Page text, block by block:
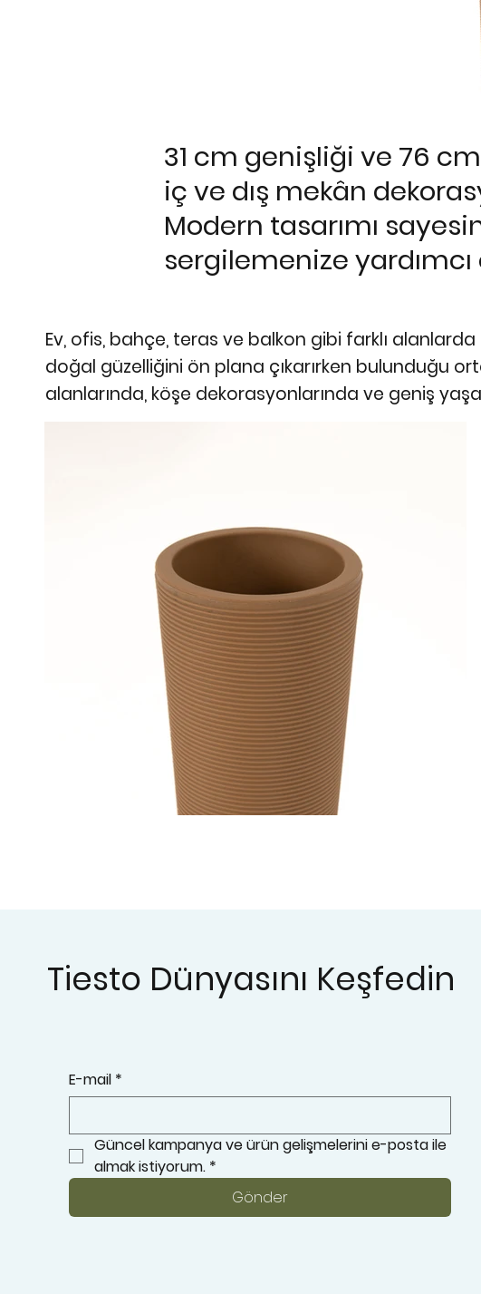
31 cm genişliği ve 76
iç ve dış mekân
Modern tasarımı
sergilemenize yardımcı
Ev, ofis, bahçe, teras ve balkon gibi farklı
doğal güzelliğini ön plana çıkarırken bulunduğu
alanlarında, köşe dekorasyonlarında ve geniş
Tiesto Dünyasını Keşfedin
E-mail *
Güncel kampanya ve ürün gelişmelerini e-posta ile
almak istiyorum. *
Gönder